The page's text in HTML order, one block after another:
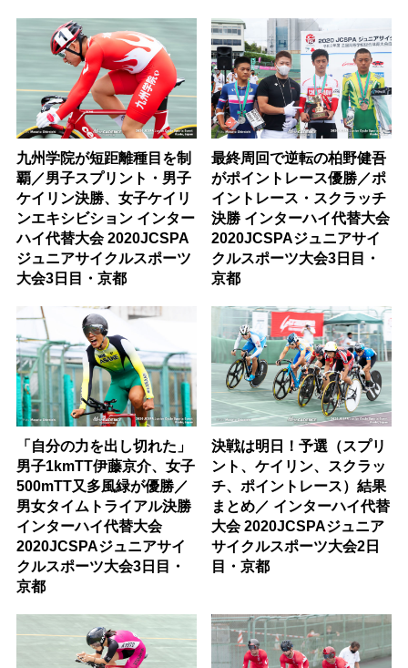
九州学院が短距離種目を制
覇／男子スプリント・男子
ケイリン決勝、女子ケイリ
ンエキシビション インター
ハイ代替大会 2020JCSPA
ジュニアサイクルスポーツ
大会3日目・京都
最終周回で逆転の柏野健吾
がポイントレース優勝／ポ
イントレース・スクラッチ
決勝 インターハイ代替大会
2020JCSPAジュニアサイ
クルスポーツ大会3日目・
京都
「自分の力を出し切れた」
男子1kmTT伊藤京介、女子
500mTT又多風緑が優勝／
男女タイムトライアル決勝
インターハイ代替大会
2020JCSPAジュニアサイ
クルスポーツ大会3日目・
京都
決戦は明日！予選（スプリ
ント、ケイリン、スクラッ
チ、ポイントレース）結果
まとめ／ インターハイ代替
大会 2020JCSPAジュニア
サイクルスポーツ大会2日
目・京都